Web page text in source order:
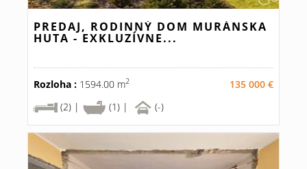
PREDAJ, RODINNÝ DOM MURÁNSKA
HUTA - EXKLUZÍVNE...
Rozloha : 1594.00 m2
135 000 €
(2) |
(1) | (-)